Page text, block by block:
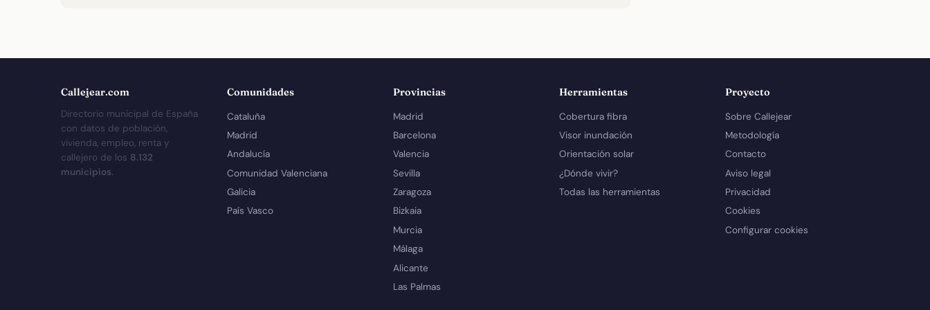
Callejear.com
Directorio municipal de España
con datos de población,
vivienda, empleo, renta y
callejero de los 8.132
municipios.
Comunidades
Cataluña
Madrid
Andalucía
Comunidad Valenciana
Galicia
País Vasco
Provincias
Madrid
Barcelona
Valencia
Sevilla
Zaragoza
Bizkaia
Murcia
Málaga
Alicante
Las Palmas
Herramientas
Cobertura fibra
Visor inundación
Orientación solar
¿Dónde vivir?
Todas las herramientas
Proyecto
Sobre Callejear
Metodología
Contacto
Aviso legal
Privacidad
Cookies
Configurar cookies